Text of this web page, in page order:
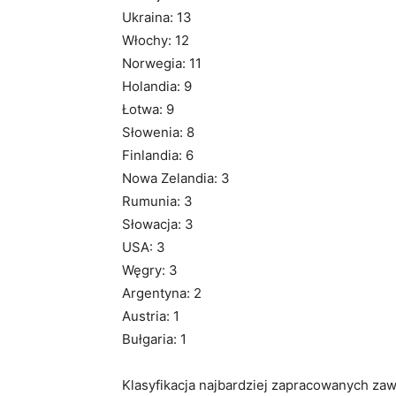
Ukraina: 13
Włochy: 12
Norwegia: 11
Holandia: 9
Łotwa: 9
Słowenia: 8
Finlandia: 6
Nowa Zelandia: 3
Rumunia: 3
Słowacja: 3
USA: 3
Węgry: 3
Argentyna: 2
Austria: 1
Bułgaria: 1
Klasyfikacja najbardziej zapracowanych